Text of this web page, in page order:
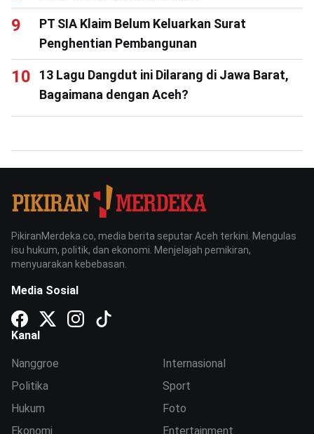
PT SIA Klaim Belum Keluarkan Surat
Penghentian Pembangunan
13 Lagu Dangdut ini Dilarang di Jawa Barat,
Bagaimana dengan Aceh?
PikiranMerdeka.co, media berita seputar Aceh terkini. Mengulas
isu hukum, politik, dan ekonomi. Menjelajah pemikiran,
menyuarakan kebebasan.
Media Sosial
Kanal
Nanggroe
Politika
Hukum
Ekonomi
Internasional
Sport
Foto
Entertainment